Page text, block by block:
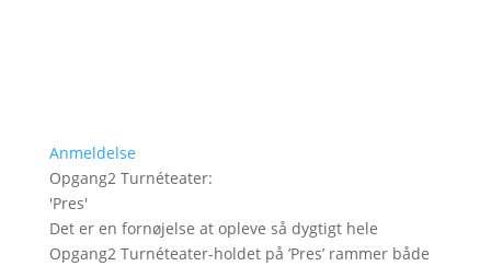
Anmeldelse
Opgang2 Turnéteater:
'Pres'
Det er en fornøjelse at opleve så dygtigt hele
Opgang2 Turnéteater-holdet på ’Pres’ rammer både